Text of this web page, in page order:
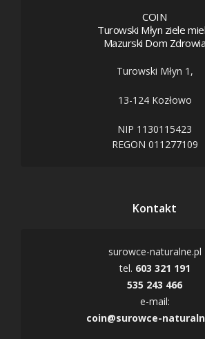
COIN
Turowski Młyn ziele
Mazurski Dom Zdrowia
Turowski Młyn 1,
13-124 Kozłowo
NIP 1130115423
REGON 011277109
Kontakt
surowce-naturalne.pl
tel. 603 321 191
535 243 466
e-mail:
coin@surowce-